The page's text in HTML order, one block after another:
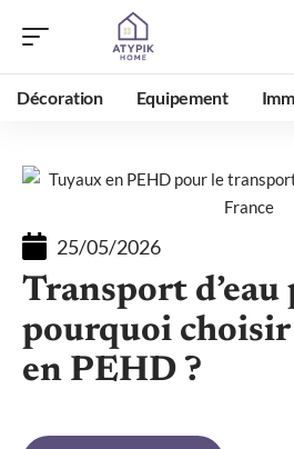
Décoration Equipement
25/05/2026
Transport d’eau
pourquoi
en PEHD ?